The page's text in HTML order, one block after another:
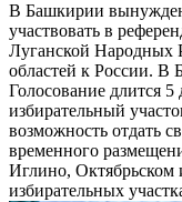
В Башкирии
участвовать в
Луганской Народных
областей к России. В
Голосование длится
избирательный
возможность отдать
временного
Иглино, Октябрьском
избирательных